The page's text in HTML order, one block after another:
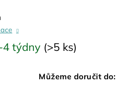
4 týdny (>5 ks)
Můžeme doručit do: